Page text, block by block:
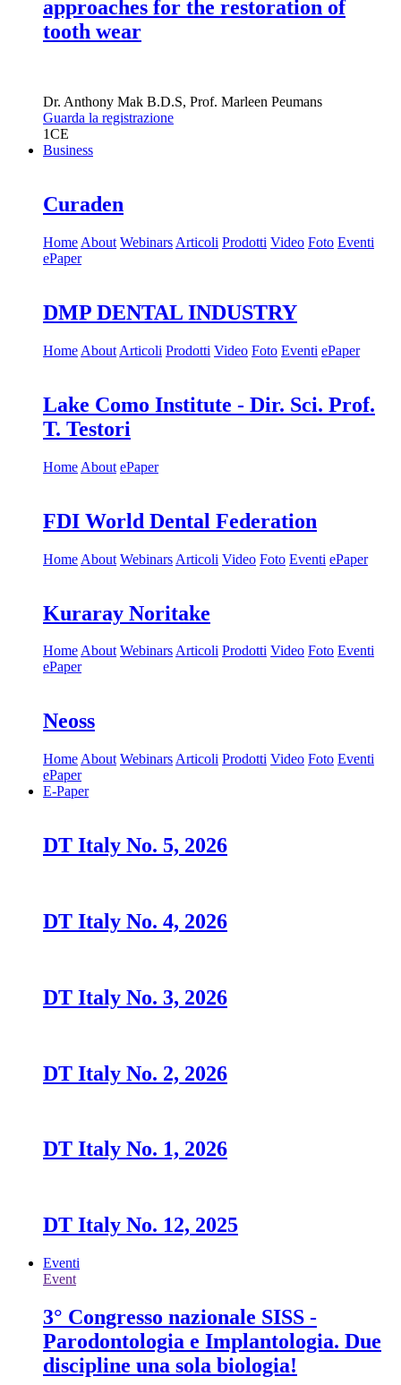
approaches for the restoration of
tooth wear
Dr. Anthony Mak B.D.S, Prof. Marleen Peumans
Guarda la registrazione
1CE
Business
Curaden
Home About Webinars Articoli Prodotti Video Foto Eventi
ePaper
DMP DENTAL INDUSTRY
Home About Articoli Prodotti Video Foto Eventi ePaper
Lake Como Institute - Dir. Sci. Prof.
T. Testori
Home About ePaper
FDI World Dental Federation
Home About Webinars Articoli Video Foto Eventi ePaper
Kuraray Noritake
HomeAbout WebinarsArticoli Prodotti Video Foto Eventi
ePaper
Neoss
Home About Webinars Articoli Prodotti Video Foto Eventi
ePaper
E-Paper
DT Italy No. 5, 2026
DT Italy No. 4, 2026
DT Italy No. 3, 2026
DT Italy No. 2, 2026
DT Italy No. 1, 2026
DT Italy No. 12, 2025
Eventi
Event
3° Congresso nazionale SISS -
Parodontologia e Implantologia. Due
discipline una sola biologia!